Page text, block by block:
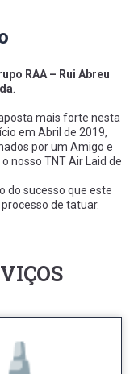
RAA – Rui Abreu
.
mais forte nesta
em Abril de 2019,
por um Amigo e
nosso TNT Air Laid de
do sucesso que este
de tatuar.